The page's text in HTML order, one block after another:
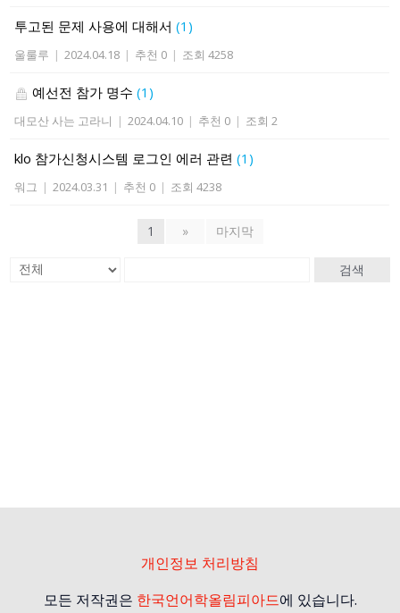
투고된 문제 사용에 대해서(1)
울룰루 | 2024.04.18 | 추천 0 | 조회 4258
예선전 참가 명수(1)
대모산 사는 고라니 | 2024.04.10 | 추천 0 | 조회 2
klo 참가신청시스템 로그인 에러 관련(1)
워그 | 2024.03.31 | 추천 0 | 조회 4238
1 » 마지막
검색
개인정보 처리방침
모든 저작권은 한국언어학올림피아드에 있습니다.